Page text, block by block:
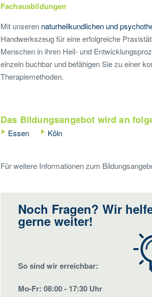
Fachausbildungen
Mit unseren naturheilkundlichen und
Handwerkszeug für eine erfolgreiche
Menschen in ihren Heil- und
einzeln buchbar und befähigen Sie zu einer
Therapiemethoden.
Das Bildungsangebot wird an
Essen Köln
Für weitere Informationen zum
Noch Fragen? Wir
gerne weiter!
So sind wir erreichbar:
Mo-Fr: 08:00 - 17:30 Uhr